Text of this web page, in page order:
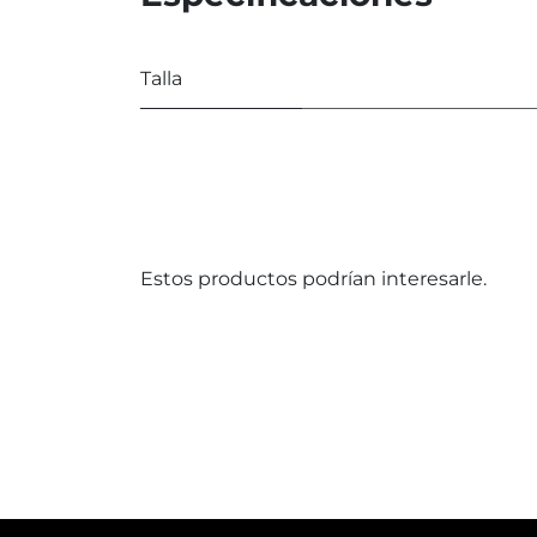
Talla
Estos productos podrían interesarle.